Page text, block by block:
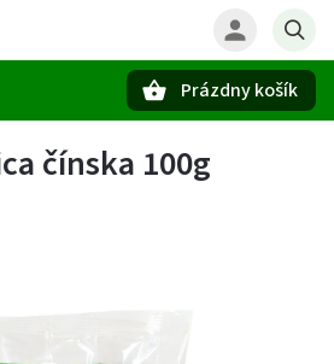
Prázdny košík
čínska 100g